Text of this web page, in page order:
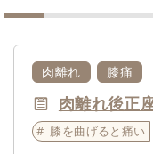
肉離れ 膝痛
肉離れ後正
膝を曲げると痛い